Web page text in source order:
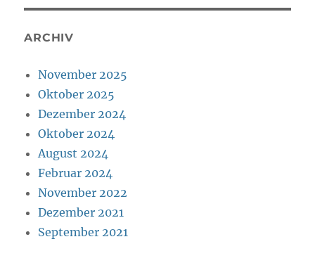
ARCHIV
November 2025
Oktober 2025
Dezember 2024
Oktober 2024
August 2024
Februar 2024
November 2022
Dezember 2021
September 2021